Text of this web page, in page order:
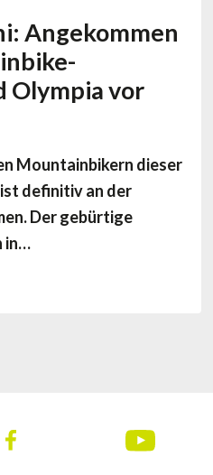
Angekommen
Olympia vor
Mountainbikern dieser
definitiv an der
Der gebürtige
in…